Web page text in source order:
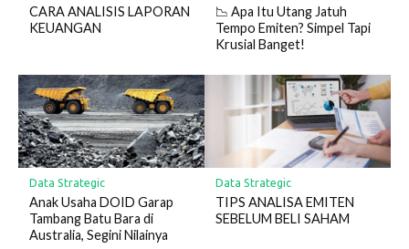
CARA ANALISIS LAPORAN
KEUANGAN
📉 Apa Itu Utang Jatuh
Tempo Emiten? Simpel Tapi
Krusial Banget!
Data Strategic
Anak Usaha DOID Garap
Tambang Batu Bara di
Australia, Segini Nilainya
Data Strategic
TIPS ANALISA EMITEN
SEBELUM BELI SAHAM